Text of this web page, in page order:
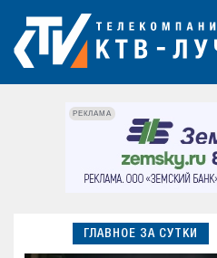
РЕКЛАМА
ГЛАВНОЕ ЗА СУТКИ